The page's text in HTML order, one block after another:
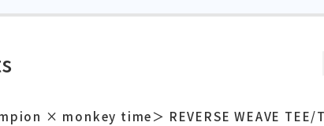
× monkey time＞ REVERSE WEAVE TEE/